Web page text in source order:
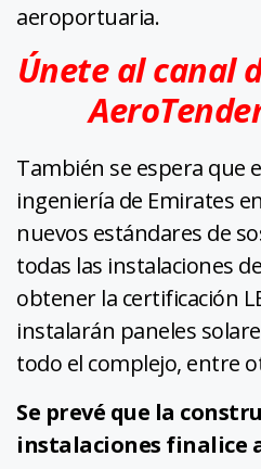
aeroportuaria.
Únete al canal
También se espera que
ingeniería de Emirates
nuevos estándares de
todas las instalaciones
obtener la certificación
instalarán paneles
todo el complejo, entre
Se prevé que la
instalaciones finalice